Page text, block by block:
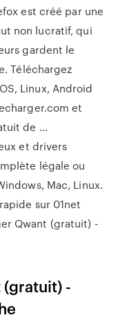
est créé par une
non lucratif, qui
gardent le
Téléchargez
Linux, Android
et
de ...
et drivers
légale ou
Mac, Linux.
sur 01net
Qwant (gratuit) -
-